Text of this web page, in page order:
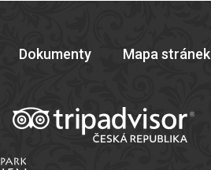
Dokumenty Mapa stránek